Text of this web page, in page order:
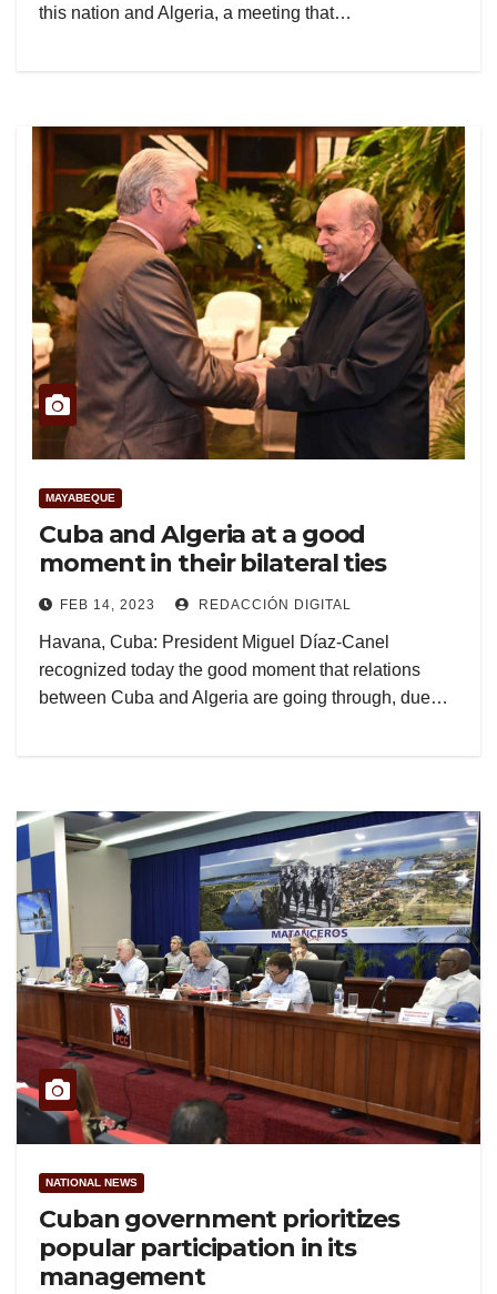
this nation and Algeria, a meeting that…
MAYABEQUE
Cuba and Algeria at a good
moment in their bilateral ties
FEB 14, 2023 REDACCIÓN DIGITAL
Havana, Cuba: President Miguel Díaz-Canel
recognized today the good moment that relations
between Cuba and Algeria are going through, due…
NATIONAL NEWS
Cuban government prioritizes
popular participation in its
management